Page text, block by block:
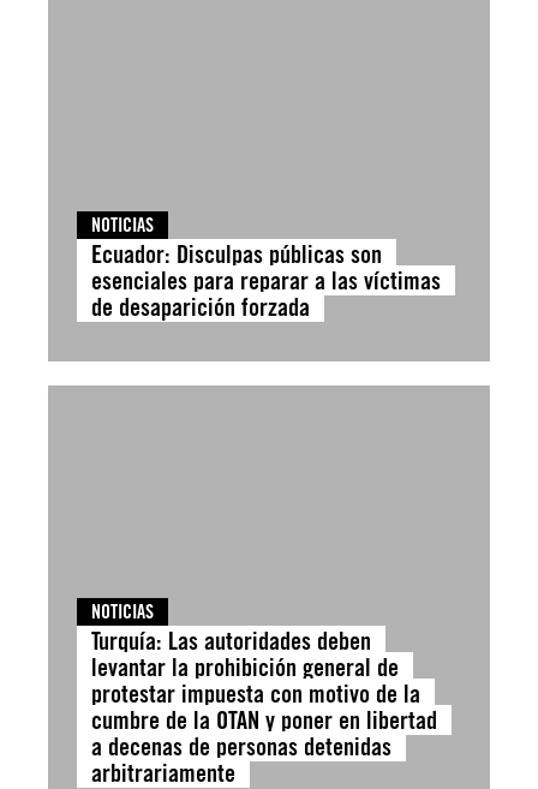
NOTICIAS
Ecuador: Disculpas públicas son
esenciales para reparar a las víctimas
de desaparición forzada
NOTICIAS
Turquía: Las autoridades deben
levantar la prohibición general de
protestar impuesta con motivo de la
cumbre de la OTAN y poner en libertad
a decenas de personas detenidas
arbitrariamente